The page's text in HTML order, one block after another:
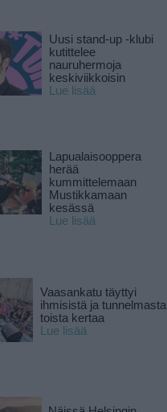
Uusi stand-up -klubi
kutittelee
nauruhermoja
keskiviikkoisin
Lue lisää
Lapualaisooppera
herää
kummittelemaan
Mustikkamaan
kesässä
Lue lisää
Vaasankatu täyttyi
ihmisistä ja tunnelmasta
toista kertaa
Lue lisää